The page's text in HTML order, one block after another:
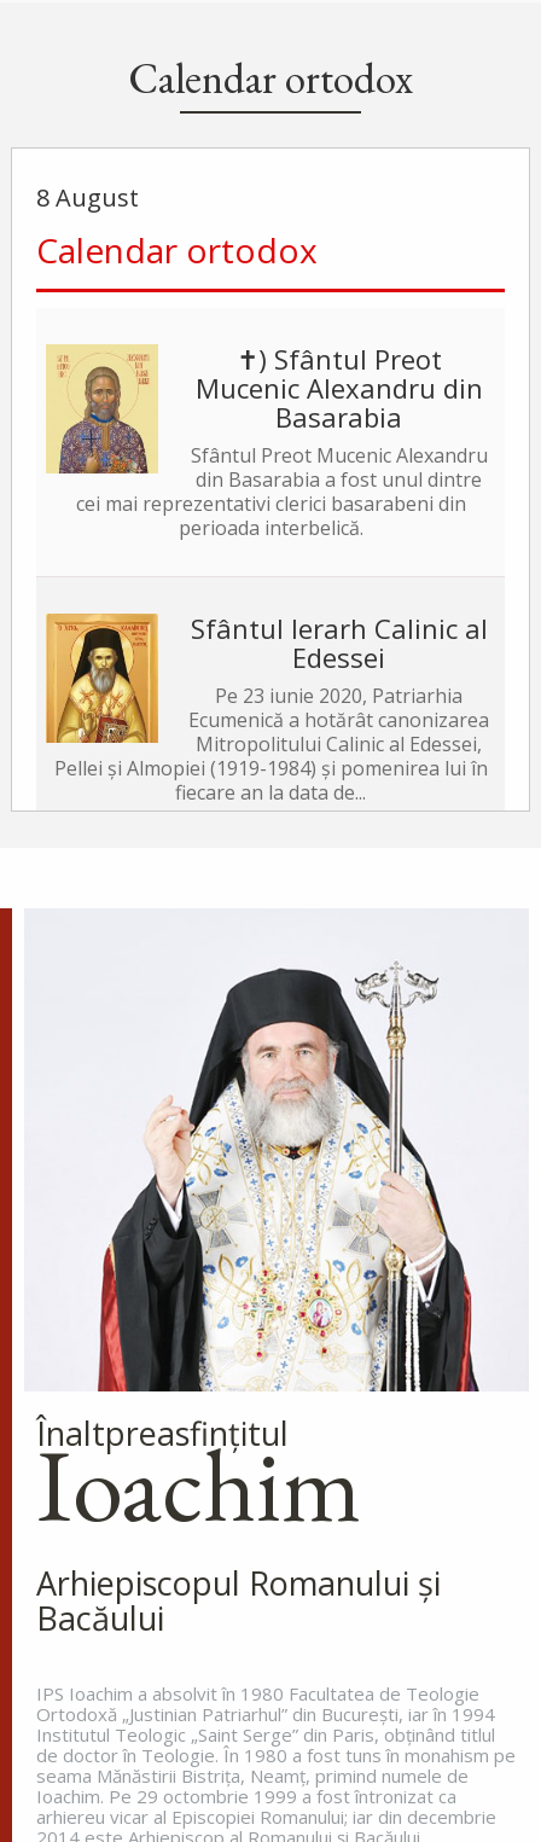
Calendar ortodox
8 August
Calendar ortodox
✝) Sfântul Preot
Mucenic Alexandru din
Basarabia
Sfântul Preot Mucenic Alexandru
din Basarabia a fost unul dintre
cei mai reprezentativi clerici basarabeni din
perioada interbelică.
Sfântul Ierarh Calinic al
Edessei
Pe 23 iunie 2020, Patriarhia
Ecumenică a hotărât canonizarea
Mitropolitului Calinic al Edessei,
Pellei și Almopiei (1919-1984) și pomenirea lui în
fiecare an la data de...
Sfântul Ierarh Emilian,
mărturisitorul lui Hristos, a trăit
pe vremea împărăției lui Leon Armeanul,
luptătorul împotriva icoanelor, și fiind el episcop
al Cizicului, de...
Sfântul Ierarh Miron,
Episcopul Cretei
Pentru o viață îmbunătățită ca
aceasta a fost pus preot al sfintei
biserici a lui Dumnezeu și învăța
popoarele sfânta bună credință și le întărea spre
nevoințele cele...
Cinstirea Sfintei Icoane a
Maicii Domnului de pe
Tolga (Tolgska)
dormea, sfântul s-a trezit și a
văzut o lumină care lumina întreg ținutul. Aceasta
lumină venea de la o coloană de foc de pe
Apostolul zilei
Fraților, vă îndemn, pentru Domnul nostru Iisus
Hristos și pentru iubirea Duhului Sfânt, ca
Înaltpreasfinţitul
Ioachim
Arhiepiscopul Romanului și
Bacăului
IPS Ioachim a absolvit în 1980 Facultatea de Teologie
Ortodoxă „Justinian Patriarhul” din Bucureşti, iar în 1994
Institutul Teologic „Saint Serge” din Paris, obţinând titlul
de doctor în Teologie. În 1980 a fost tuns în monahism pe
seama Mănăstirii Bistriţa, Neamţ, primind numele de
Ioachim. Pe 29 octombrie 1999 a fost întronizat ca
arhiereu vicar al Episcopiei Romanului; iar din decembrie
2014 este Arhiepiscop al Romanului și Bacăului.